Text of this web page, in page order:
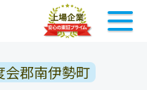
会郡南伊勢町